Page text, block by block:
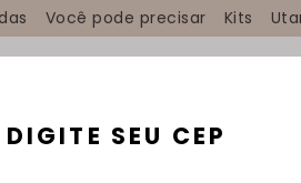
Você pode precisar Kits
DIGITE SEU CEP